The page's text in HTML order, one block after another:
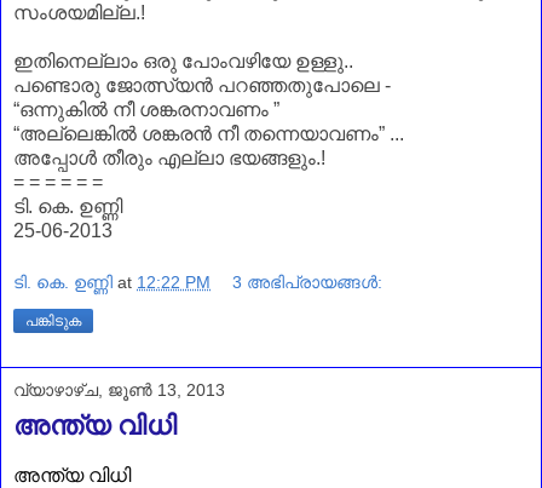
സംശയമില്ല.!
ഇതിനെല്ലാം ഒരു പോംവഴിയേ ഉള്ളു..
പണ്ടൊരു ജോത്സ്യൻ പറഞ്ഞതുപോലെ -
“ഒന്നുകിൽ നീ ശങ്കരനാവണം ”
“അല്ലെങ്കിൽ ശങ്കരൻ നീ തന്നെയാവണം” ...
അപ്പോൾ തീരും എല്ലാ ഭയങ്ങളും.!
= = = = = =
ടി. കെ. ഉണ്ണി
25-06-2013
ടി. കെ. ഉണ്ണി at 12:22 PM 3 അഭിപ്രായങ്ങൾ:
പങ്കിടുക
വ്യാഴാഴ്‌ച, ജൂൺ 13, 2013
അന്ത്യ വിധി
അന്ത്യ വിധി